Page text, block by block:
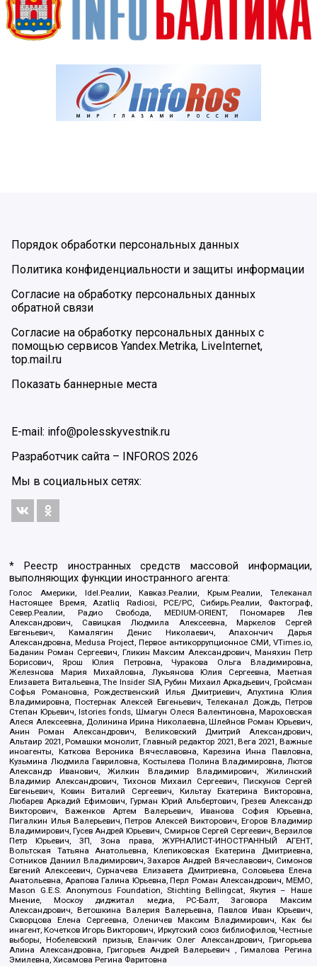
Порядок обработки персональных данных
Политика конфиденциальности и защиты информации
Согласие на обработку персональных данных
обратной связи
Согласие на обработку персональных данных с
помощью сервисов Yandex.Metrika, LiveInternet,
top.mail.ru
Показать баннерные места
E-mail: info@polesskyvestnik.ru
Разработчик сайта – INFOROS 2026
Мы в социальных сетях:
* Реестр иностранных средств массовой информации,
выполняющих функции иностранного агента:
Голос Америки, Idel.Реалии, Кавказ.Реалии, Крым.Реалии, Телеканал
Настоящее Время, Azatliq Radiosi, PCE/PC, Сибирь.Реалии, Фактограф,
Север.Реалии, Радио Свобода, MEDIUM-ORIENT, Пономарев Лев
Александрович, Савицкая Людмила Алексеевна, Маркелов Сергей
Евгеньевич, Камалягин Денис Николаевич, Апахончич Дарья
Александровна, Medusa Project, Первое антикоррупционное СМИ, VTimes.io,
Баданин Роман Сергеевич, Гликин Максим Александрович, Маняхин Петр
Борисович, Ярош Юлия Петровна, Чуракова Ольга Владимировна,
Железнова Мария Михайловна, Лукьянова Юлия Сергеевна, Маетная
Елизавета Витальевна, The Insider SIA, Рубин Михаил Аркадьевич, Гройсман
Софья Романовна, Рождественский Илья Дмитриевич, Апухтина Юлия
Владимировна, Постернак Алексей Евгеньевич, Телеканал Дождь, Петров
Степан Юрьевич, Istories fonds, Шмагун Олеся Валентиновна, Мароховская
Алеся Алексеевна, Долинина Ирина Николаевна, Шлейнов Роман Юрьевич,
Анин Роман Александрович, Великовский Дмитрий Александрович,
Альтаир 2021, Ромашки монолит, Главный редактор 2021, Вега 2021, Важные
иноагенты, Каткова Вероника Вячеславовна, Карезина Инна Павловна,
Кузьмина Людмила Гавриловна, Костылева Полина Владимировна, Лютов
Александр Иванович, Жилкин Владимир Владимирович, Жилинский
Владимир Александрович, Тихонов Михаил Сергеевич, Пискунов Сергей
Евгеньевич, Ковин Виталий Сергеевич, Кильтау Екатерина Викторовна,
Любарев Аркадий Ефимович, Гурман Юрий Альбертович, Грезев Александр
Викторович, Важенков Артем Валерьевич, Иванова София Юрьевна,
Пигалкин Илья Валерьевич, Петров Алексей Викторович, Егоров Владимир
Владимирович, Гусев Андрей Юрьевич, Смирнов Сергей Сергеевич, Верзилов
Петр Юрьевич, ЗП, Зона права, ЖУРНАЛИСТ-ИНОСТРАННЫЙ АГЕНТ,
Вольтская Татьяна Анатольевна, Клепиковская Екатерина Дмитриевна,
Сотников Даниил Владимирович, Захаров Андрей Вячеславович, Симонов
Евгений Алексеевич, Сурначева Елизавета Дмитриевна, Соловьева Елена
Анатольевна, Арапова Галина Юрьевна, Перл Роман Александрович, МЕМО,
Mason G.E.S. Anonymous Foundation, Stichting Bellingcat, Якутия – Наше
Мнение, Москоу диджитал медиа, РС-Балт, Заговора Максим
Александрович, Ветошкина Валерия Валерьевна, Павлов Иван Юрьевич,
Скворцова Елена Сергеевна, Оленичев Максим Владимирович, Как бы
инагент, Кочетков Игорь Викторович, Иркутский союз библиофилов, Честные
выборы, Нобелевский призыв, Еланчик Олег Александрович, Григорьева
Алина Александровна, Григорьев Андрей Валерьевич , Гималова Регина
Эмилевна, Хисамова Регина Фаритовна